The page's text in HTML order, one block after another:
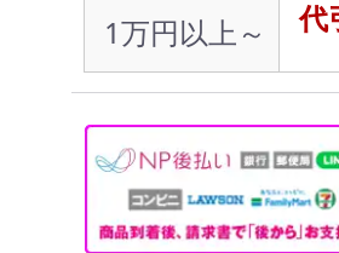
1万円以上～
代